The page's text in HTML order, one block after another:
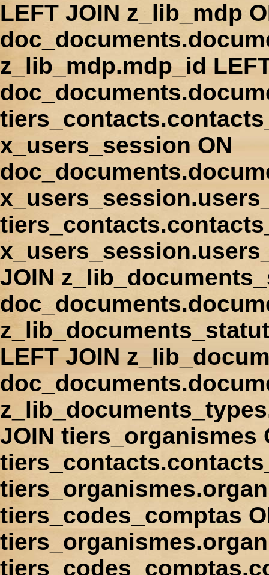
LEFT JOIN z_lib_mdp
z_lib_mdp.mdp_id
x_users_session ON
JOIN
LEFT JOIN
JOIN tiers_organismes
tiers_codes_comptas